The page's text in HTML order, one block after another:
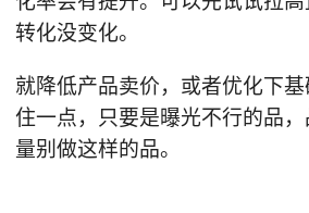
转化没变化。
就降低产品卖价，或者优化下
住一点，只要是曝光不行的品
量别做这样的品。